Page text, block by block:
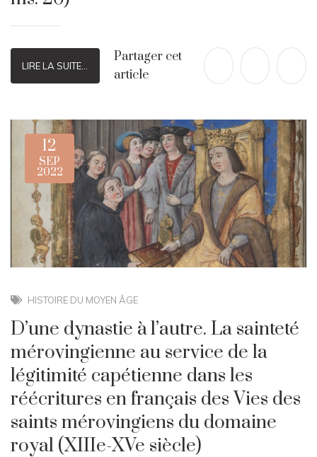
LIRE LA SUITE...
Partager cet
article
12
SEP
2022
HISTOIRE DU MOYEN ÂGE
D’une dynastie à l’autre. La sainteté
mérovingienne au service de la
légitimité capétienne dans les
réécritures en français des Vies des
saints mérovingiens du domaine
royal (XIIIe-XVe siècle)